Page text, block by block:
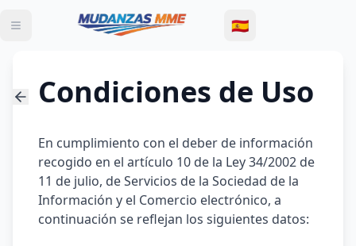
🇪🇸
Condiciones de Uso
En cumplimiento con el deber de información
recogido en el artículo 10 de la Ley 34/2002 de
11 de julio, de Servicios de la Sociedad de la
Información y el Comercio electrónico, a
continuación se reflejan los siguientes datos: